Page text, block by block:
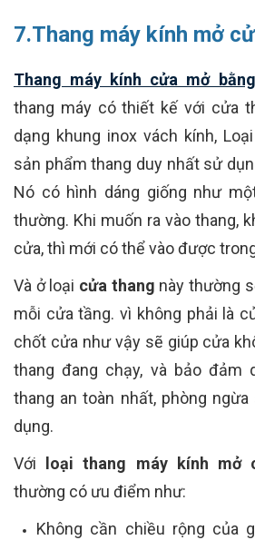
7.Thang máy kính mở
Thang máy kính cửa mở
thang máy có thiết kế với cửa
dạng khung inox vách kính,
sản phẩm thang duy nhất sử
Nó có hình dáng giống như
thường. Khi muốn ra vào thang,
cửa, thì mới có thể vào được
Và ở loại cửa thang này thường
mỗi cửa tầng. vì không phải là
chốt cửa như vậy sẽ giúp cửa
thang đang chạy, và bảo đảm
thang an toàn nhất, phòng
dụng.
Với
loại thang máy kính mở
thường có ưu điểm như:
Không cần chiều rộng của